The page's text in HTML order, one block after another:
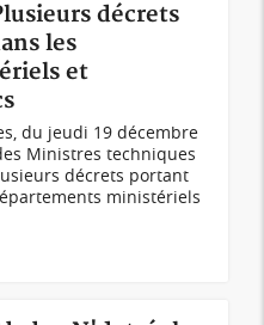
décrets
les
et
du jeudi 19 décembre
Ministres techniques
décrets portant
ministériels